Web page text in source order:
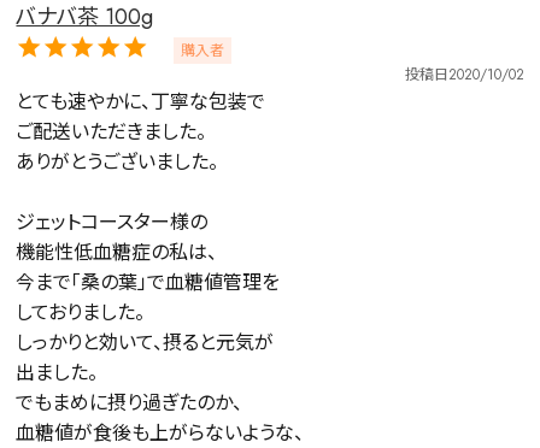
バナバ茶 100g
購入者
投稿日2020/10/02
とても速やかに、丁寧な包装で
ご配送いただきました。
ありがとうございました。
ジェットコースター様の
機能性低血糖症の私は、
今まで「桑の葉」で血糖値管理を
しておりました。
しっかりと効いて、摂ると元気が
出ました。
でもまめに摂り過ぎたのか、
血糖値が食後も上がらないような、